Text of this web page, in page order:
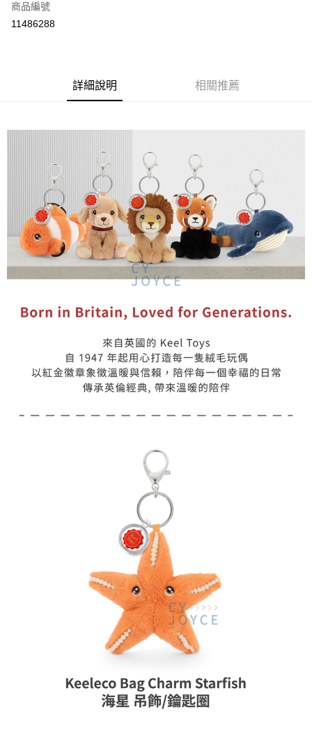
付款後全家取貨
每筆NT$280
商品編號
11486288
詳細說明 相關推薦